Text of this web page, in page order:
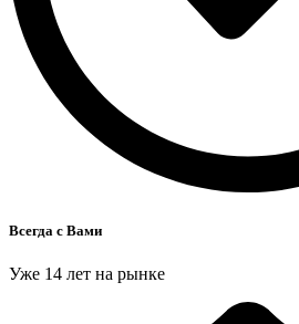
Всегда с Вами
Уже 14 лет на рынке